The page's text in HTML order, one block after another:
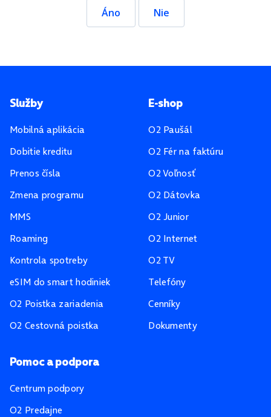
Áno Nie
Pätička stránky
Služby
Mobilná aplikácia
Dobitie kreditu
Prenos čísla
Zmena programu
MMS
Roaming
Kontrola spotreby
eSIM do smart hodiniek
O2 Poistka zariadenia
O2 Cestovná poistka
E-shop
O2 Paušál
O2 Fér na faktúru
O2 Voľnosť
O2 Dátovka
O2 Junior
O2 Internet
O2 TV
Telefóny
Cenníky
Dokumenty
Pomoc a podpora
Centrum podpory
O2 Predajne